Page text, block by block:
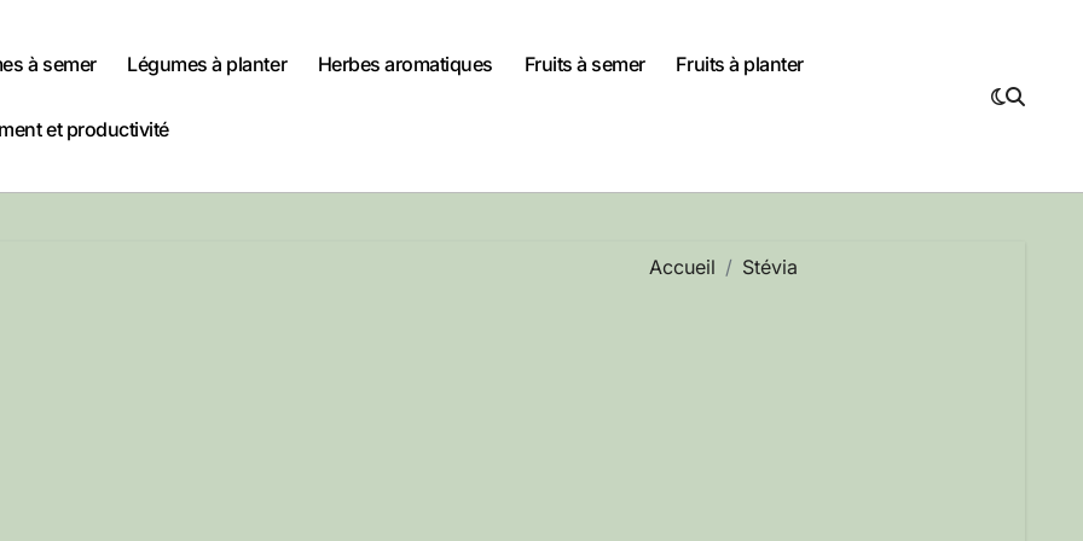
à semer Légumes à planter Herbes aromatiques Fruits à semer Fruits à planter
et productivité
Accueil Stévia